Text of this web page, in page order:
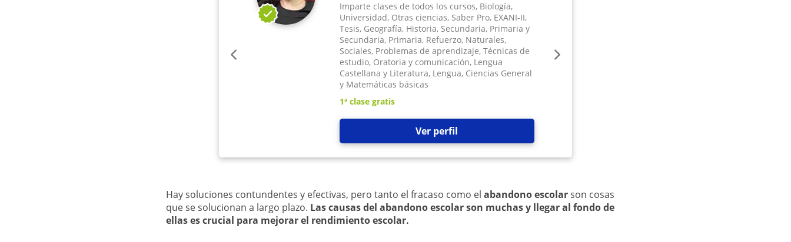
Imparte clases de todos los cursos, Biología,
Universidad, Otras ciencias, Saber Pro, EXANI-II,
Tesis, Geografía, Historia, Secundaria, Primaria y
Secundaria, Primaria, Refuerzo, Naturales,
Sociales, Problemas de aprendizaje, Técnicas de
estudio, Oratoria y comunicación, Lengua
Castellana y Literatura, Lengua, Ciencias General
y Matemáticas básicas
1ª clase gratis
Ver perfil
Hay soluciones contundentes y efectivas, pero tanto el fracaso como el abandono escolarson cosas
que se solucionan a largo plazo. Las causas del abandono escolar son muchas y llegar al fondo de
ellas es crucial para mejorar el rendimiento escolar.